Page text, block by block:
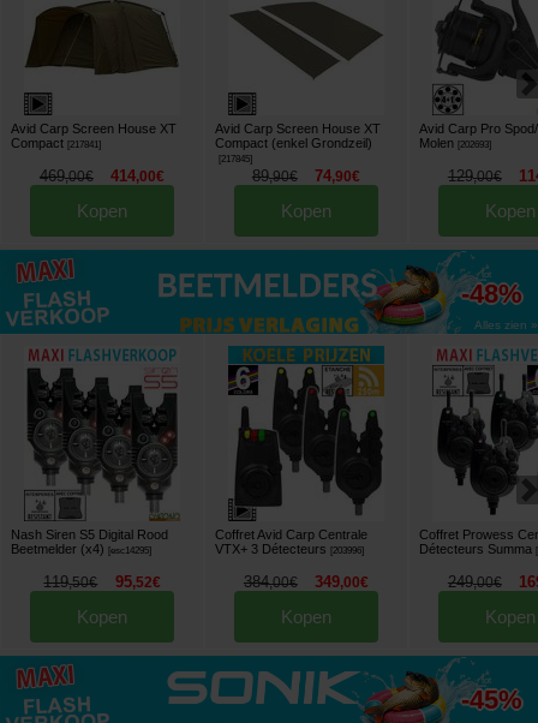
Avid Carp Screen House XT
Compact [217841]
469,00€ 414,00€
Kopen
Avid Carp Screen House XT
Compact (enkel Grondzeil)
[217845]
89,90€ 74,90€
Kopen
Avid Carp Pro
Molen [202693]
129,00€
Kopen
tot
-48%
Alles zien »
Nash Siren S5 Digital Rood
Beetmelder (x4)
[esc14295]
119,50€ 95,52€
Kopen
Coffret Avid Carp Centrale
VTX+ 3 Détecteurs
203996]
384,00€ 349,00€
Kopen
Coffret Prowess
Détecteurs Summa
249,00€
Kopen
tot
-45%